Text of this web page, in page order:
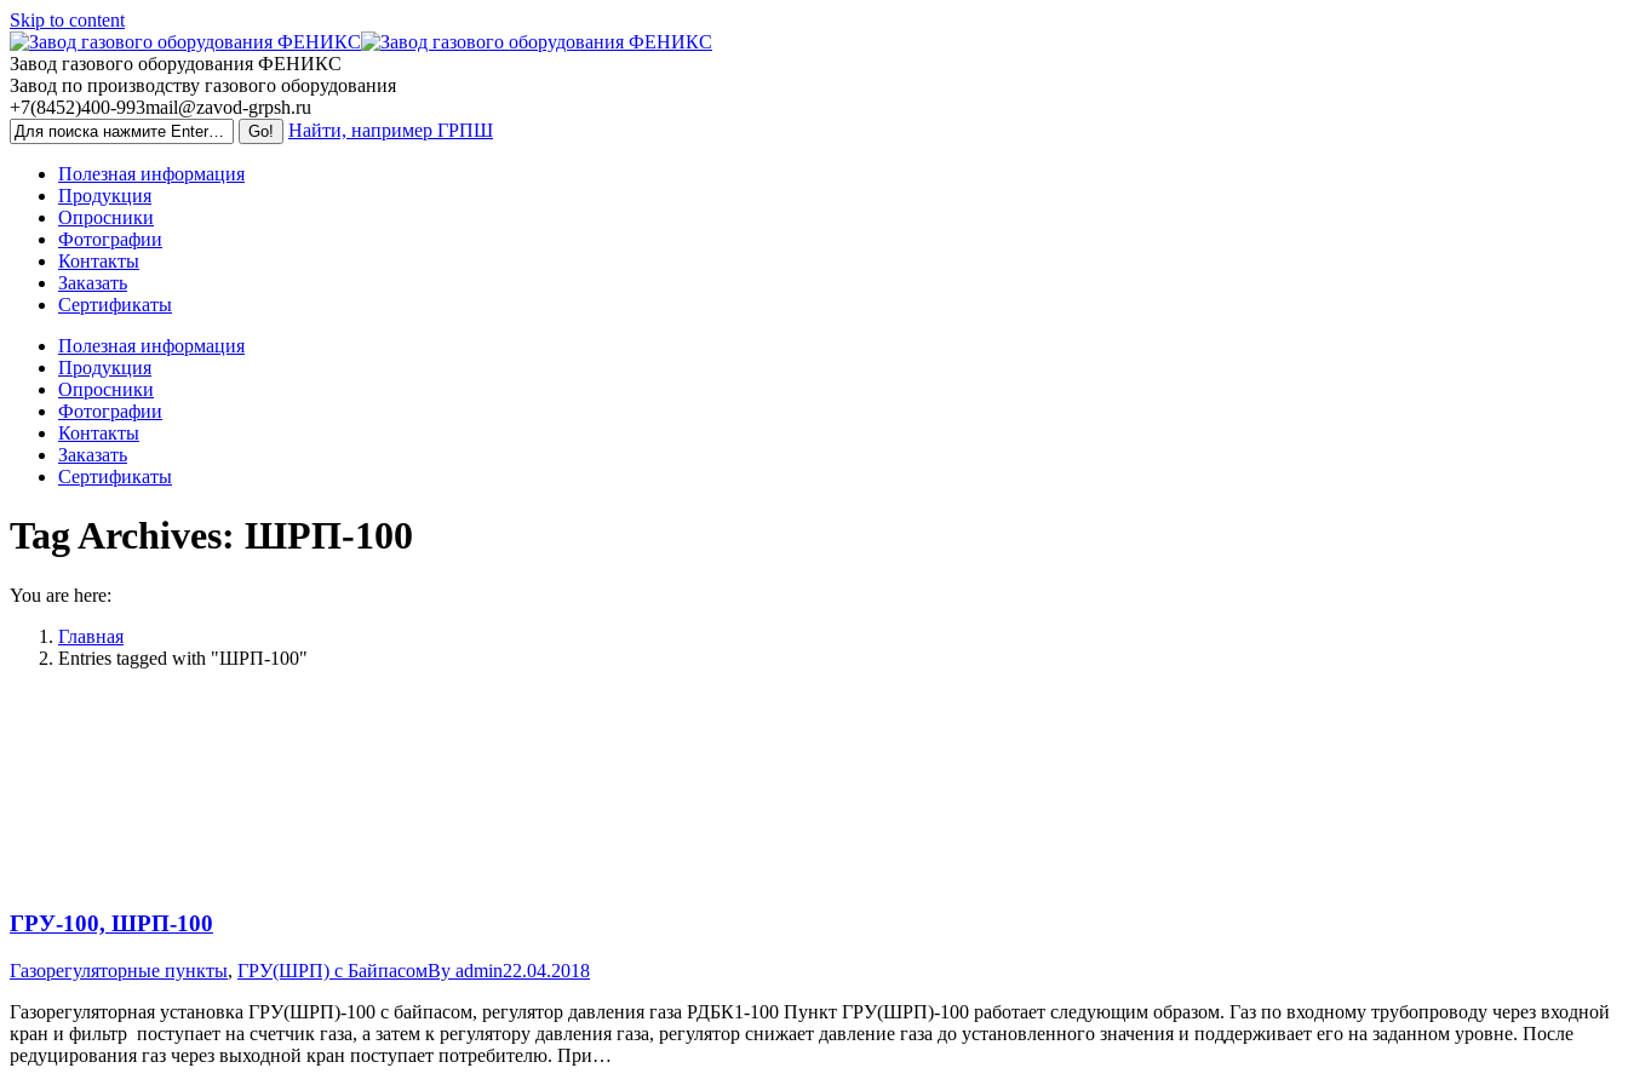
Skip to content
Завод газового оборудования ФЕНИКС
Завод по производству газового оборудования
+7(8452)400-993mail@zavod-grpsh.ru
Найти, например ГРПШ
Полезная информация
Продукция
Опросники
Фотографии
Контакты
Заказать
Сертификаты
Полезная информация
Продукция
Опросники
Фотографии
Контакты
Заказать
Сертификаты
Tag Archives: ШРП-100
You are here:
Главная
Entries tagged with "ШРП-100"
ГРУ-100, ШРП-100
Газорегуляторные пункты, ГРУ(ШРП) с БайпасомBy admin22.04.2018
Газорегуляторная установка ГРУ(ШРП)-100 с байпасом, регулятор давления газа РДБК1-100 Пункт ГРУ(ШРП)-100 работает следующим образом. Газ по входному трубопроводу через входной
кран и фильтр поступает на счетчик газа, а затем к регулятору давления газа, регулятор снижает давление газа до установленного значения и поддерживает его на заданном уровне. После
редуцирования газ через выходной кран поступает потребителю. При…